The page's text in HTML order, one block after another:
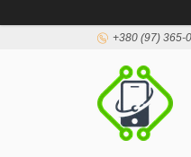
+380 (97) 365-